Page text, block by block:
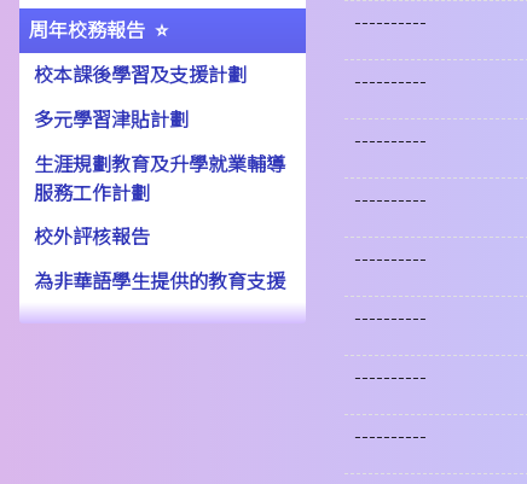
周年校務報告
校本課後學習及支援計劃
多元學習津貼計劃
生涯規劃教育及升學就業輔導
服務工作計劃
校外評核報告
為非華語學生提供的教育支援
----------
----------
----------
----------
----------
----------
----------
----------